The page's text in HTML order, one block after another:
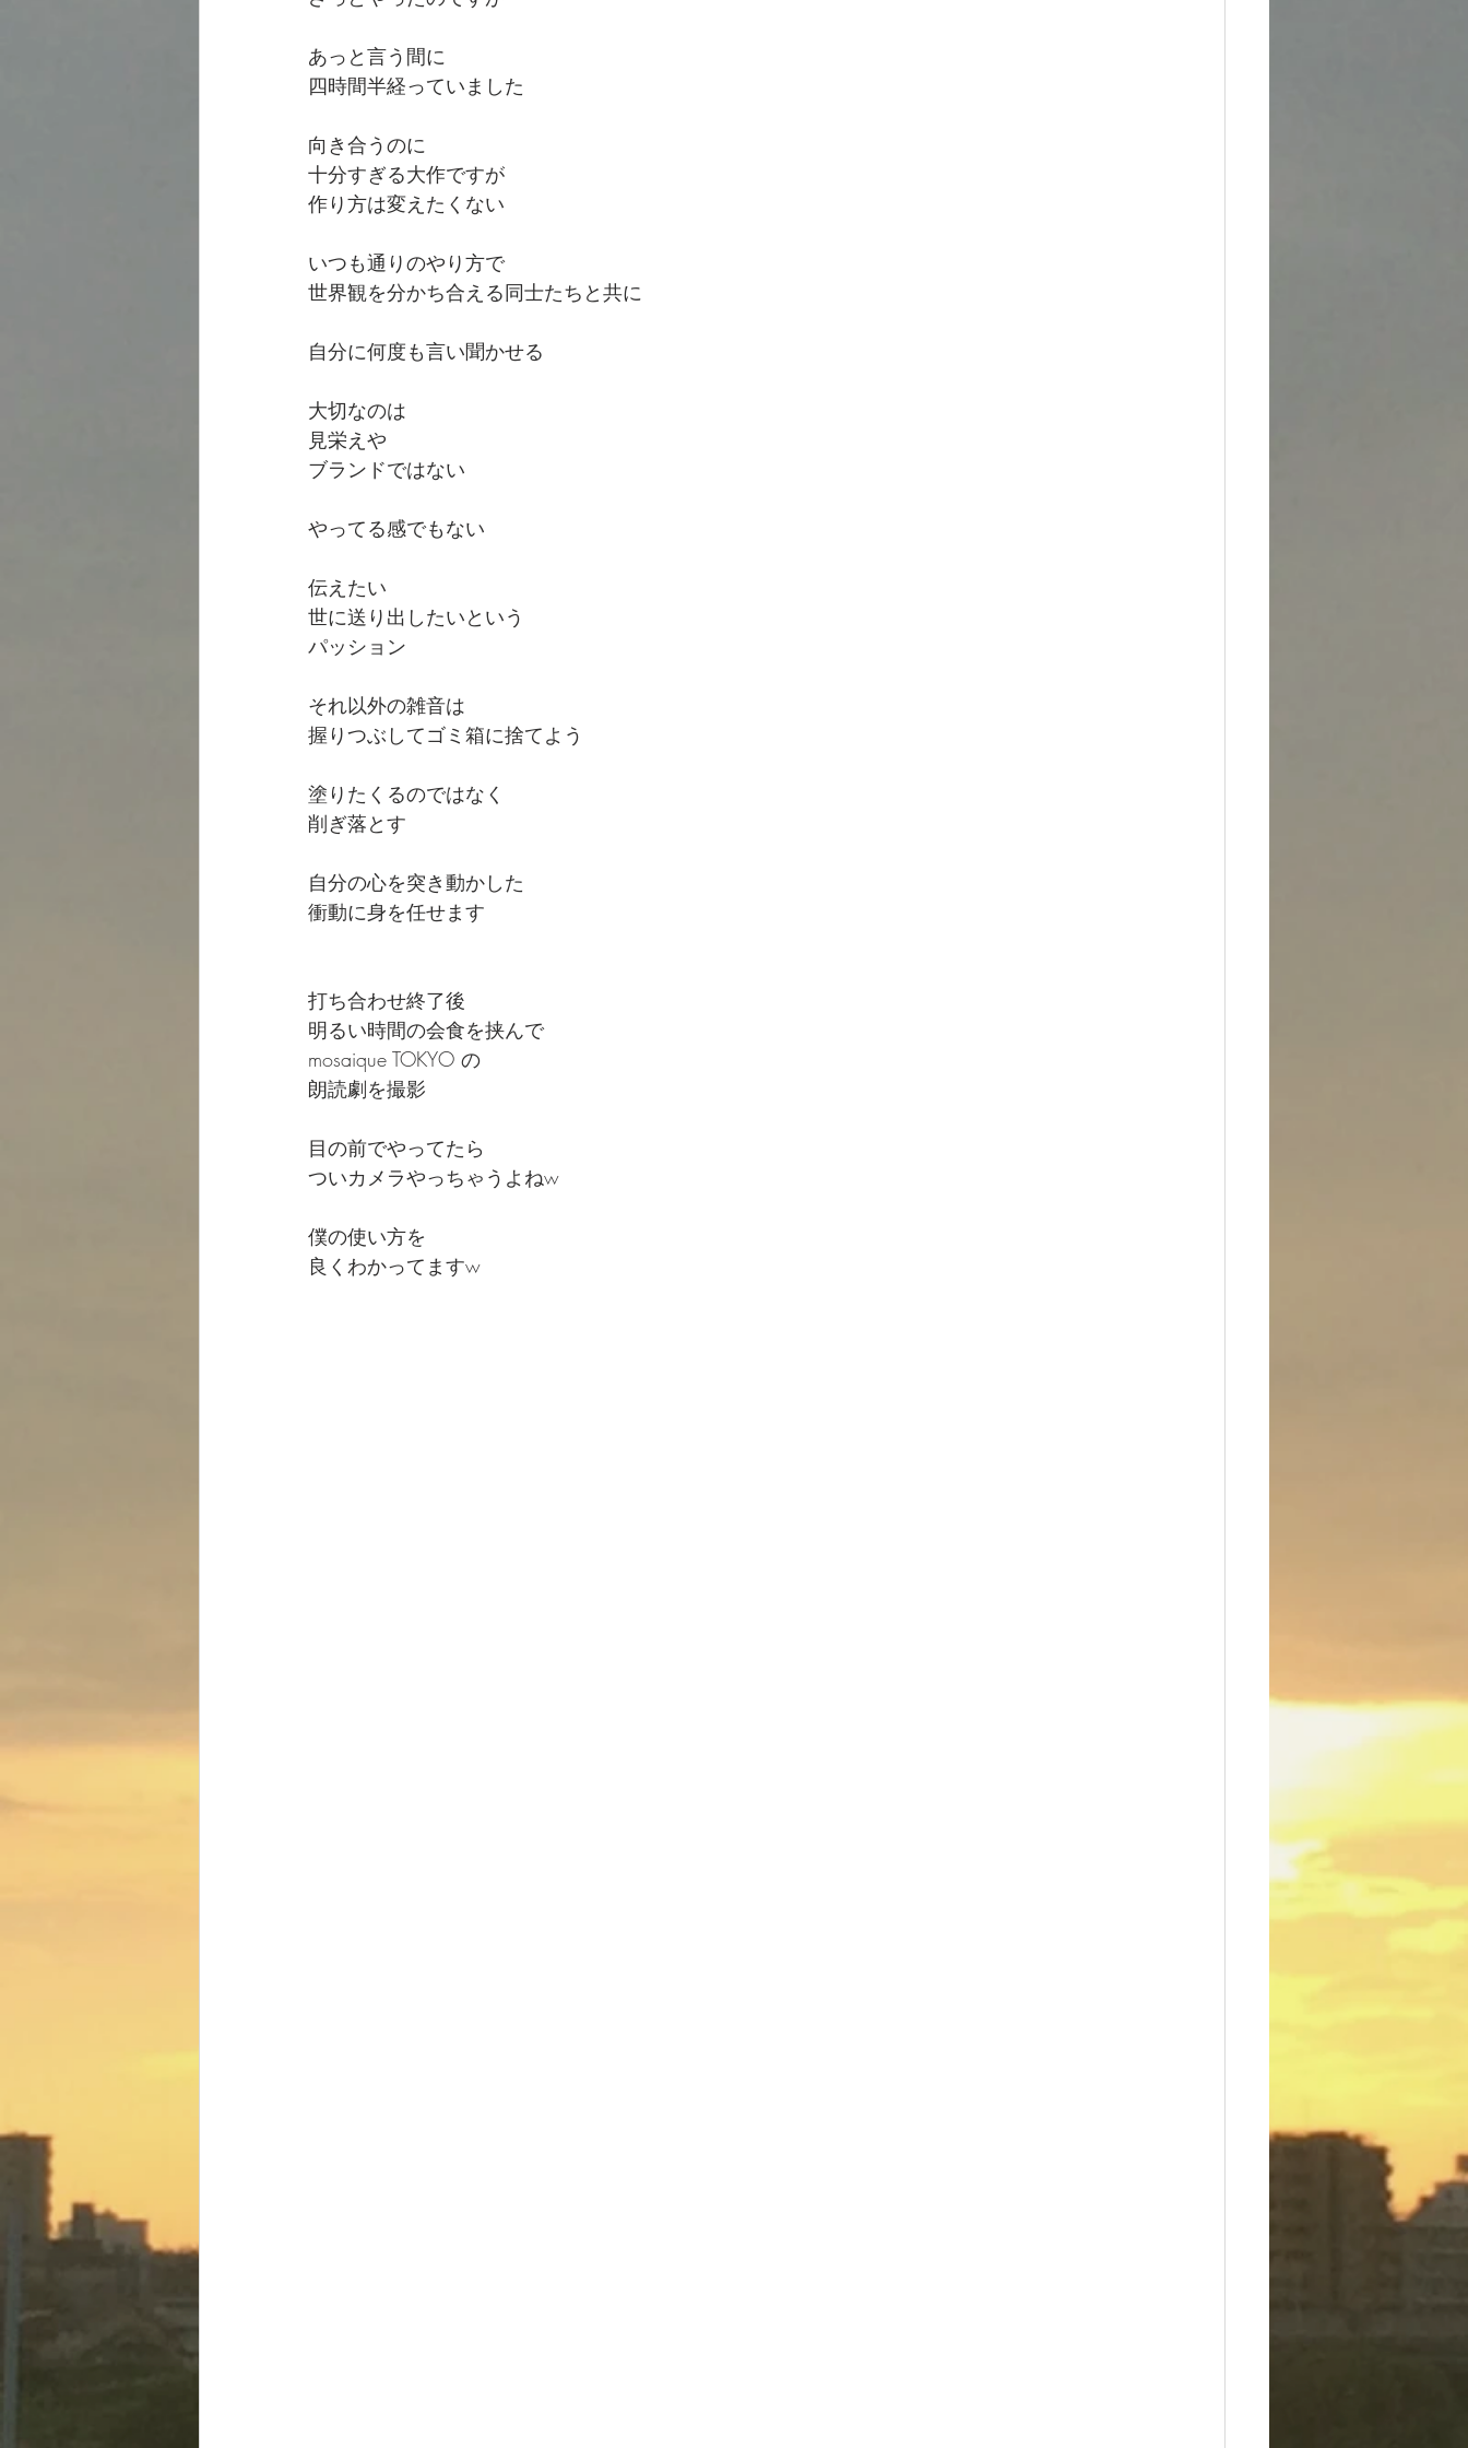
あっと言う間に
四時間半経っていました
向き合うのに
十分すぎる大作ですが
作り方は変えたくない
いつも通りのやり方で
世界観を分かち合える同士たちと共に
自分に何度も言い聞かせる
大切なのは
見栄えや
ブランドではない
やってる感でもない
伝えたい
世に送り出したいという
パッション
それ以外の雑音は
握りつぶしてゴミ箱に捨てよう
塗りたくるのではなく
削ぎ落とす
自分の心を突き動かした
衝動に身を任せます
打ち合わせ終了後
明るい時間の会食を挟んで
mosaique TOKYO の
朗読劇を撮影
目の前でやってたら
ついカメラやっちゃうよねw
僕の使い方を
良くわかってますw